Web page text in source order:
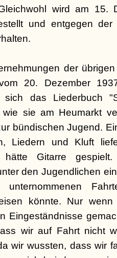
wird am 15.
und entgegen
der
20. Dezember
das Liederbuch
sie am Heumarkt
bündischen Jugend.
Liedern und Kluft
hätte Gitarre
den Jugendlichen
könnte. Nur
Eingeständnisse
wir auf Fahrt nicht
wir wussten, dass wir